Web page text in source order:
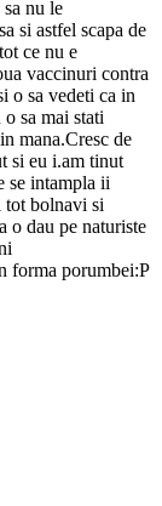
nu le
si astfel scapa de
ce nu e
vaccinuri contra
sa vedeti ca in
sa mai stati
mana.Cresc de
si eu i.am tinut
se intampla ii
tot bolnavi si
dau pe naturiste
porumbei:P